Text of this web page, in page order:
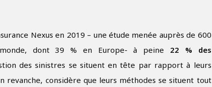
Nexus en 2019 – une étude menée auprès de 600
monde, dont 39 % en Europe- à peine 22 % des
des sinistres se situent en tête par rapport à leurs
revanche, considère que leurs méthodes se situent tout